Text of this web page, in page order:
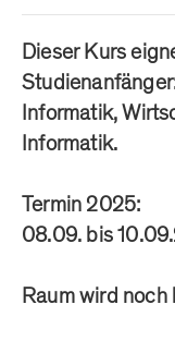
Dieser Kurs
Informatik,
Informatik.
Termin 2025:
08.09. bis
Raum wird